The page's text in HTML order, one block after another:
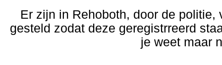
Er zijn in Rehoboth, door de
gesteld zodat deze geregistrreerd
je weet maar